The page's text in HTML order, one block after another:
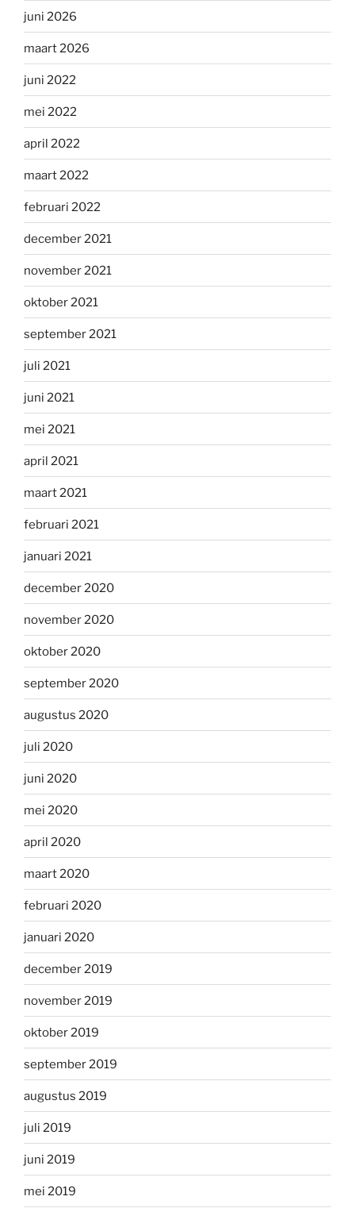
juni 2026
maart 2026
juni 2022
mei 2022
april 2022
maart 2022
februari 2022
december 2021
november 2021
oktober 2021
september 2021
juli 2021
juni 2021
mei 2021
april 2021
maart 2021
februari 2021
januari 2021
december 2020
november 2020
oktober 2020
september 2020
augustus 2020
juli 2020
juni 2020
mei 2020
april 2020
maart 2020
februari 2020
januari 2020
december 2019
november 2019
oktober 2019
september 2019
augustus 2019
juli 2019
juni 2019
mei 2019